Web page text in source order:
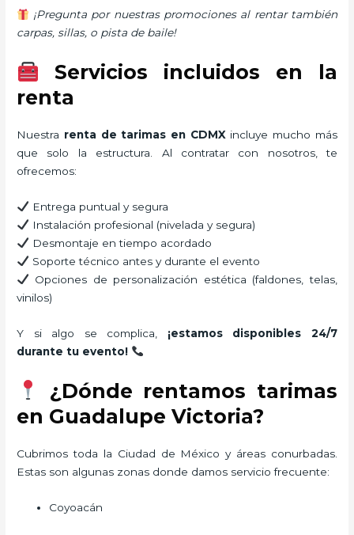
¡Pregunta por nuestras promociones al rentar también
carpas, sillas, o pista de baile!
Servicios incluidos en la
renta
Nuestra renta de tarimas en CDMXincluye mucho más
que solo la estructura. Al contratar con nosotros, te
ofrecemos:
Entrega puntual y segura
Instalación profesional (nivelada y segura)
Desmontaje en tiempo acordado
Soporte técnico antes y durante el evento
Opciones de personalización estética (faldones, telas,
vinilos)
Y si algo se complica, ¡estamos disponibles 24/7
durante tu evento!
¿Dónde rentamos tarimas
en Guadalupe Victoria?
Cubrimos toda la Ciudad de México y áreas conurbadas.
Estas son algunas zonas donde damos servicio frecuente:
Coyoacán